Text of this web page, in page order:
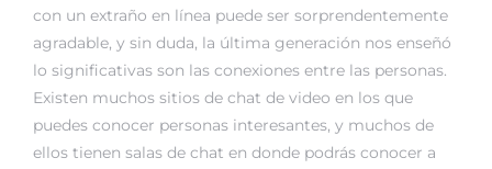
con un extraño en línea puede ser sorprendentemente
agradable, y sin duda, la última generación nos enseñó
lo significativas son las conexiones entre las personas.
Existen muchos sitios de chat de video en los que
puedes conocer personas interesantes, y muchos de
ellos tienen salas de chat en donde podrás conocer a